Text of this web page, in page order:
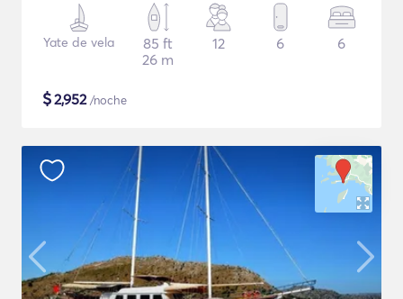
Yate de vela
85 ft
26 m
12 6 6
$2,952/noche